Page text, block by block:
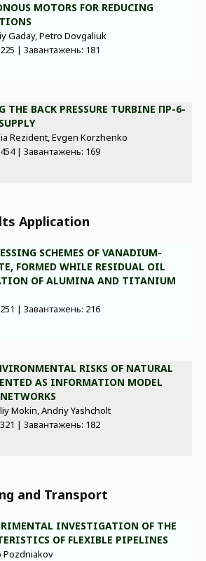
MOTORS FOR REDUCING
Gaday, Petro Dovgaliuk
| Завантажень: 181
THE BACK PRESSURE TURBINE ПР-6-
Rezident, Evgen Korzhenko
| Завантажень: 169
Application
SCHEMES OF VANADIUM-
FORMED WHILE RESIDUAL OIL
OF ALUMINA AND TITANIUM
| Завантажень: 216
RISKS OF NATURAL
AS INFORMATION MODEL
Mokin, Andriy Yashcholt
| Завантажень: 182
and Transport
INVESTIGATION OF THE
OF FLEXIBLE PIPELINES
Pozdniakov